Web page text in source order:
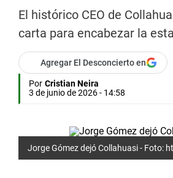
El histórico CEO de
carta para encabezar la
Agregar El Desconcierto en
Por Cristian Neira
3 de junio de 2026 - 14:58
Jorge Gómez dejó Collahuasi - Foto: